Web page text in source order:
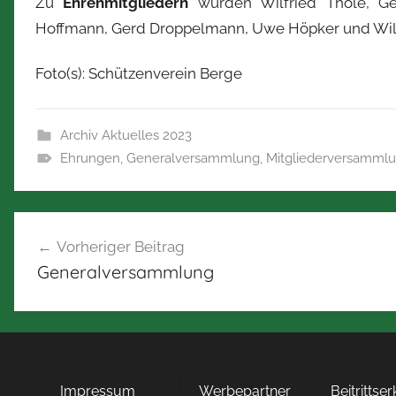
Hoffmann, Gerd Droppelmann, Uwe Höpker und
Foto(s): Schützenverein Berge
Archiv Aktuelles 2023
Ehrungen Generalversammlung
Vorheriger Beitrag
Generalversammlung
Impressum Werbepartner